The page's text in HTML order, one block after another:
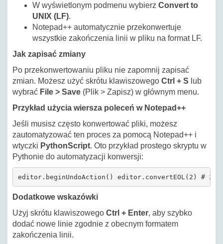
W wyświetlonym podmenu wybierz Convert to
UNIX (LF).
Notepad++ automatycznie przekonwertuje
wszystkie zakończenia linii w pliku na format LF.
Jak zapisać zmiany
Po przekonwertowaniu pliku nie zapomnij zapisać
zmian. Możesz użyć skrótu klawiszowego Ctrl + S lub
wybrać File > Save (Plik > Zapisz) w głównym menu.
Przykład użycia wiersza poleceń w Notepad++
Jeśli musisz często konwertować pliki, możesz
zautomatyzować ten proces za pomocą Notepad++ i
wtyczki PythonScript. Oto przykład prostego skryptu w
Pythonie do automatyzacji konwersji:
editor.beginUndoAction() editor.convertEOL(2) # 2
Dodatkowe wskazówki
Użyj skrótu klawiszowego Ctrl + Enter, aby szybko
dodać nowe linie zgodnie z obecnym formatem
zakończenia linii.